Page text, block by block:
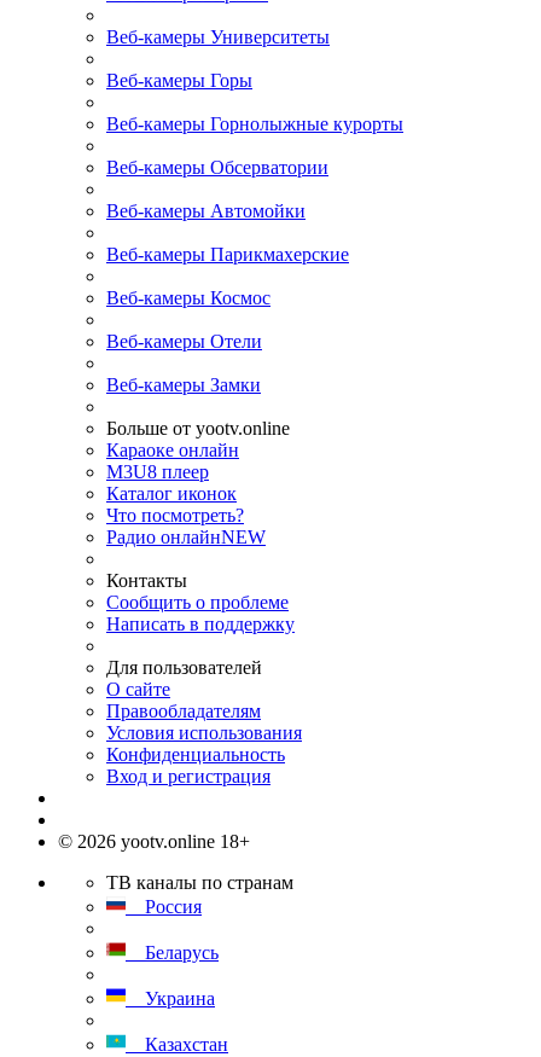
Веб-камеры Университеты
Веб-камеры Горы
Веб-камеры Горнолыжные курорты
Веб-камеры Обсерватории
Веб-камеры Автомойки
Веб-камеры Парикмахерские
Веб-камеры Космос
Веб-камеры Отели
Веб-камеры Замки
Больше от yootv.online
Караоке онлайн
M3U8 плеер
Каталог иконок
Что посмотреть?
Радио онлайнNEW
Контакты
Сообщить о проблеме
Написать в поддержку
Для пользователей
О сайте
Правообладателям
Условия использования
Конфиденциальность
Вход и регистрация
© 2026 yootv.online 18+
ТВ каналы по странам
Россия
Беларусь
Украина
Казахстан